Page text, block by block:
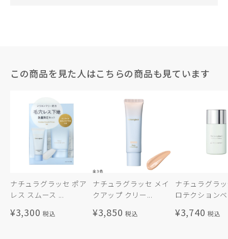
この商品を見た人はこちらの商品も見ています
ナチュラグラッセ ポア
レス スムース ...
¥3,300
ナチュラグラッセ メイ
クアップ クリー...
¥3,850
ナチュラグラ
ロテクション
¥3,740